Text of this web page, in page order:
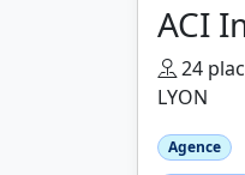
ACI
24
LYON
Agence